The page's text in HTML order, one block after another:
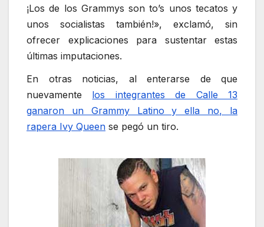
¡Los de los Grammys son to’s unos tecatos y
unos socialistas también!», exclamó, sin
ofrecer explicaciones para sustentar estas
últimas imputaciones.
En otras noticias, al enterarse de que
nuevamente los integrantes de Calle 13
ganaron un Grammy Latino y ella no, la
rapera Ivy Queen se pegó un tiro.